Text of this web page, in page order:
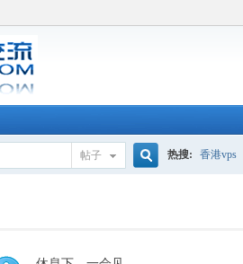
帖子 热搜: 香港vps